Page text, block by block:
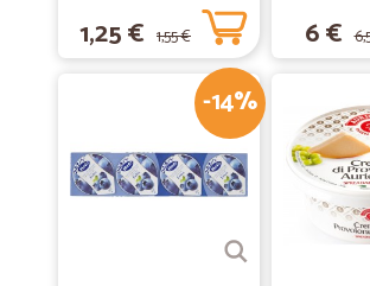
1,25 € 1,55 € 6 €
-14%